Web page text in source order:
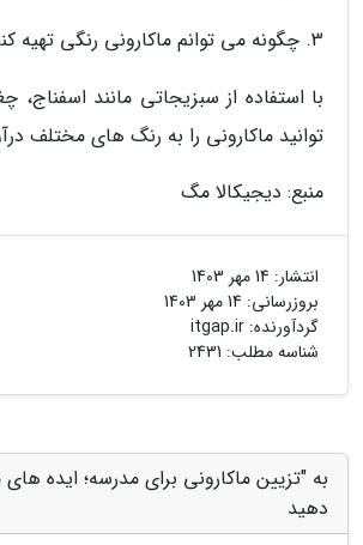
3. چگونه می توانم ماکارونی رنگی تهیه کنم؟
با استفاده از سبزیجاتی مانند اسفناج،
توانید ماکارونی را به رنگ های مختلف
منبع: دیجیکالا مگ
انتشار: 14 مهر 1403
بروزرسانی: 14 مهر 1403
گردآورنده: itgap.ir
شناسه مطلب: 2431
به "تزیین ماکارونی برای مدرسه؛ ایده های
دهید